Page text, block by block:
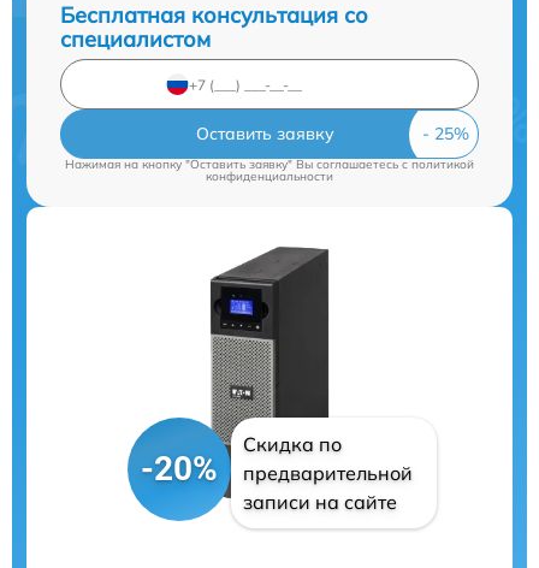
Бесплатная консультация со
специалистом
Оставить заявку
Нажимая на кнопку "Оставить заявку" Вы соглашаетесь cполитикой
конфиденциальности
-20%
Скидка по
предварительной
записи на сайте